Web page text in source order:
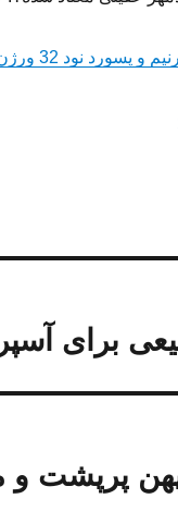
و پسورد نود 32 ورژن 5
برای
پرپشت و